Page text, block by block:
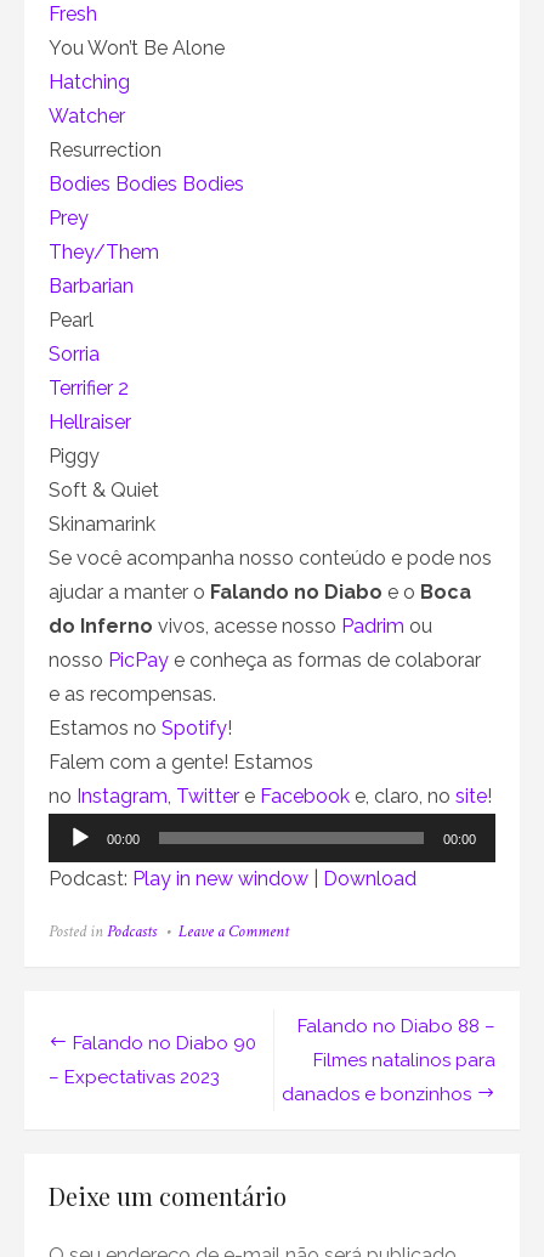
Fresh
You Won’t Be Alone
Hatching
Watcher
Resurrection
Bodies Bodies Bodies
Prey
They/Them
Barbarian
Pearl
Sorria
Terrifier 2
Hellraiser
Piggy
Soft & Quiet
Skinamarink
Se você acompanha nosso conteúdo e pode nos
ajudar a manter o Falando no Diabo e o Boca
do Inferno vivos, acesse nosso Padrim ou
nosso PicPay e conheça as formas de colaborar
e as recompensas.
Estamos no Spotify!
Falem com a gente! Estamos
no Instagram Twitter e Facebook e, claro, no site!
Tocador
de
00:00 00:00
Podcast: Play in new window Download
Posted in Podcasts Leave a Commenton
Reterrorspectiva
o
Navegação
de
Falando no Diabo 88 –
Filmes natalinos para
danados e bonzinhos
Falando no Diabo 90
– Expectativas 2023
Deixe um comentário